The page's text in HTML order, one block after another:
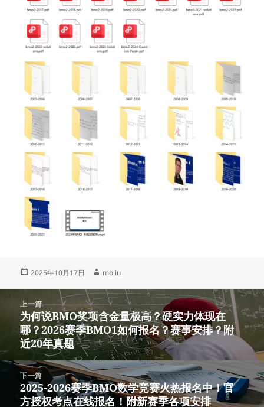
发
2025年10月17日
作
moliu
上一篇
上
篇
文
章：
为何说BMO奖项含金量极高？硬实力体现在
哪？2026赛季BMO1如何报名？赛事安排？附
近20年真题
下一篇
下
篇
2025-2026赛季BMO数学竞赛火热报名中！官
方授权考点在线报名！附新赛季各项安排